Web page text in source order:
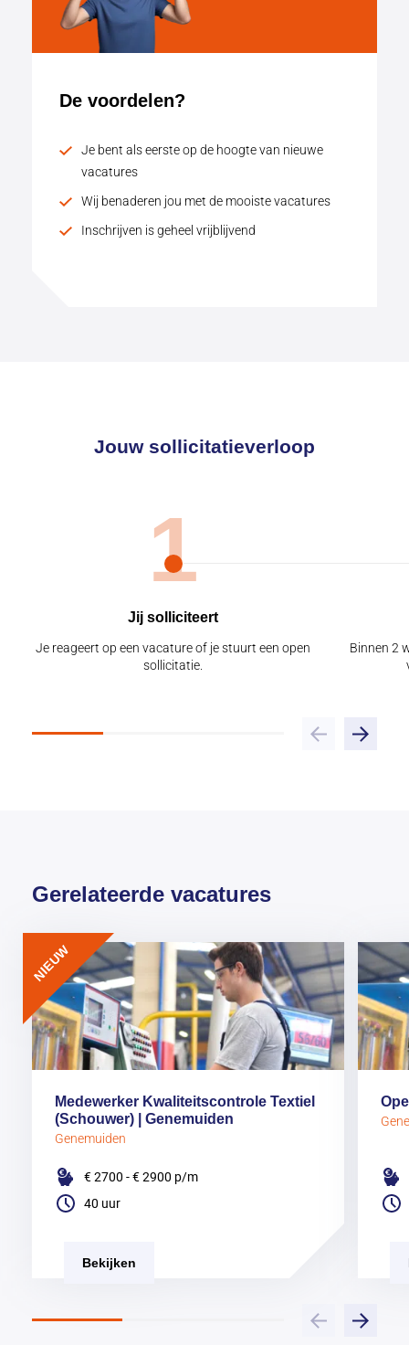
De voordelen?
Je bent als eerste op de hoogte van nieuwe
vacatures
Wij benaderen jou met de mooiste vacatures
Inschrijven is geheel vrijblijvend
Jouw sollicitatieverloop
1
Jij solliciteert
Je reageert op een vacature of je stuurt een open
sollicitatie.
Binnen 2
Gerelateerde vacatures
NIEUW
Medewerker Kwaliteitscontrole Textiel
(Schouwer) | Genemuiden
Genemuiden
€ 2700 - € 2900 p/m
40 uur
Bekijken